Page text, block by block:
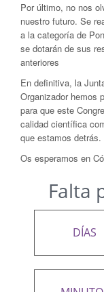
Por último, no nos
nuestro futuro. Se
a la categoría de
se dotarán de sus
anteriores
En definitiva, la
Organizador hemos
para que este
calidad científica
que estamos detrás.
Os esperamos en
Falta
DÍAS